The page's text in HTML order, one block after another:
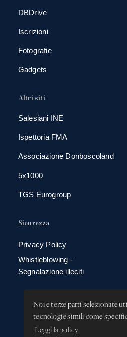
Noi e terze parti selezionate
tecnologie simili come
Leggi la policy
DBDrive
Iscrizioni
Fotografie
Gadgets
Altri siti
Salesiani INE
Ispettoria FMA
Associazione Donboscoland
5x1000
TGS Eurogroup
Sicurezza
Privacy Policy
Whistleblowing -
Segnalazione illeciti